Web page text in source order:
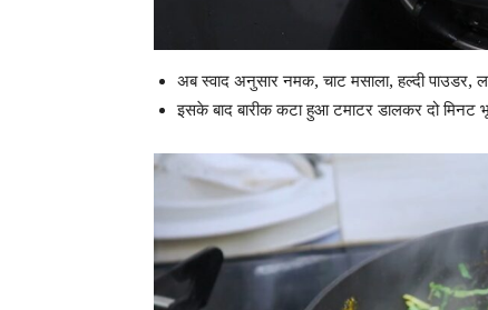
अब स्वाद अनुसार नमक, चाट मसाला, हल्दी पाउडर,
इसके बाद बारीक कटा हुआ टमाटर डालकर दो मिनट